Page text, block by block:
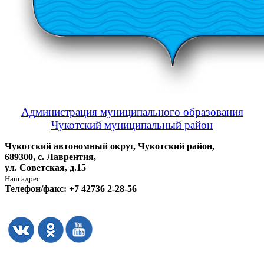
Администрация муниципального образования
Чукотский муниципальный район
Чукотский автономный округ, Чукотский район,
689300, с. Лаврентия,
ул. Советская, д.15
Наш адрес
Телефон/факс: +7 42736 2-28-56